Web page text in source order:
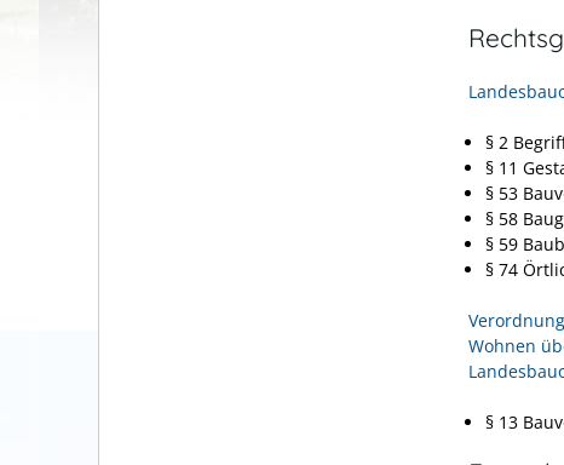
§ 2
§ 11
§ 53
§ 58
§ 59
§ 74
Wohnen
§ 13